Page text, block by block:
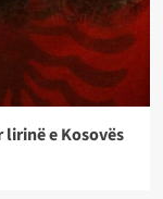
e Kosovës